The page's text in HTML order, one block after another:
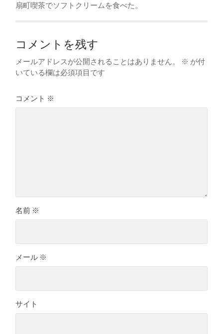
扇町喫茶でソフトクリームを食べた。
コメントを残す
メールアドレスが公開されることはありません。 ※ が付
いている欄は必須項目です
コメント ※
名前 ※
メール ※
サイト